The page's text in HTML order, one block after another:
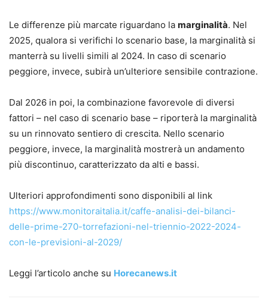
Le differenze più marcate riguardano la marginalità. Nel
2025, qualora si verifichi lo scenario base, la marginalità si
manterrà su livelli simili al 2024. In caso di scenario
peggiore, invece, subirà un’ulteriore sensibile contrazione.
Dal 2026 in poi, la combinazione favorevole di diversi
fattori – nel caso di scenario base – riporterà la marginalità
su un rinnovato sentiero di crescita. Nello scenario
peggiore, invece, la marginalità mostrerà un andamento
più discontinuo, caratterizzato da alti e bassi.
Ulteriori approfondimenti sono disponibili al link
https://www.monitoraitalia.it/caffe-analisi-dei-bilanci-
delle-prime-270-torrefazioni-nel-triennio-2022-2024-
con-le-previsioni-al-2029/
Leggi l’articolo anche su Horecanews.it